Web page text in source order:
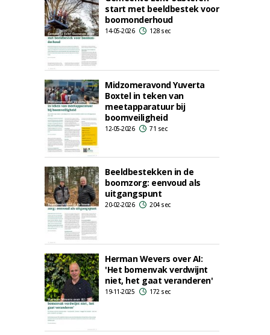
start met beeldbestek voor
boomonderhoud
14-05-2026 128 sec
Midzomeravond Yuverta
Boxtel in teken van
meetapparatuur bij
boomveiligheid
12-05-2026 71 sec
Beeldbestekken in de
boomzorg: eenvoud als
uitgangspunt
20-02-2026 204 sec
Herman Wevers over AI:
'Het bomenvak verdwijnt
niet, het gaat veranderen'
19-11-2025 172 sec